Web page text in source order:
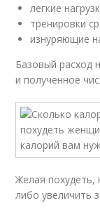
легкие
тренировки
изнуряющие
Базовый расход
и полученное
Желая похудеть,
либо увеличить